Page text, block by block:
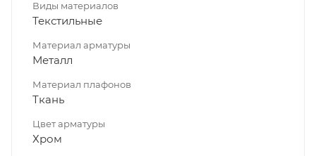
Виды материалов
Текстильные
Материал арматуры
Металл
Материал плафонов
Ткань
Цвет арматуры
Хром